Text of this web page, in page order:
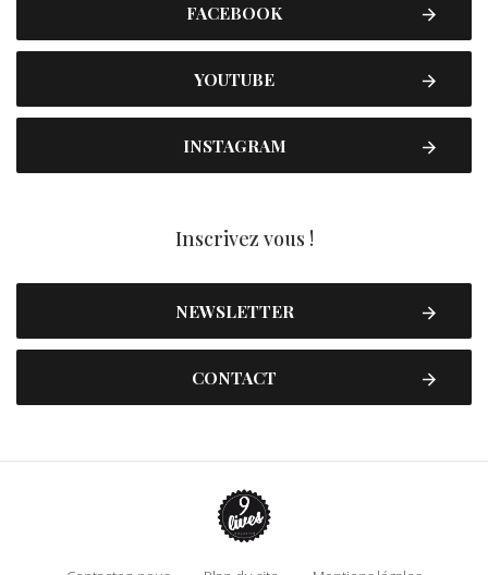
FACEBOOK
YOUTUBE
INSTAGRAM
Inscrivez vous !
NEWSLETTER
CONTACT